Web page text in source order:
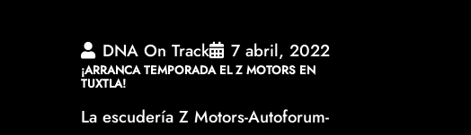
DNA On Track 7 abril, 2022
¡ARRANCA TEMPORADA EL Z MOTORS EN
TUXTLA!
La escudería Z Motors-Autoforum-